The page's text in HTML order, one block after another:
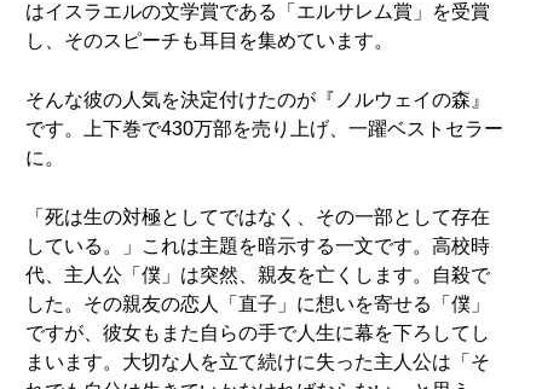
はイスラエルの文学賞である「エルサレム賞」を受賞
し、そのスピーチも耳目を集めています。
そんな彼の人気を決定付けたのが『ノルウェイの森』
です。上下巻で430万部を売り上げ、一躍ベストセラー
に。
「死は生の対極としてではなく、その一部として存在
している。」これは主題を暗示する一文です。高校時
代、主人公「僕」は突然、親友を亡くします。自殺で
した。その親友の恋人「直子」に想いを寄せる「僕」
ですが、彼女もまた自らの手で人生に幕を下ろしてし
まいます。大切な人を立て続けに失った主人公は「そ